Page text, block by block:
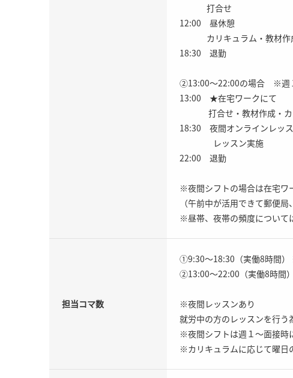
打合せ
12:00 昼休憩
カリキュラム・教材作
18:30 退勤
②13:00～22:00の場合 ※週
13:00 ★在宅ワークにて
打合せ・教材作成・カ
18:30 夜間オンラインレッ
レッスン実施
22:00 退勤
※夜間シフトの場合は在宅
（午前中が活用できて郵便
※昼帯、夜帯の頻度について
担当コマ数
①9:30～18:30（実働8時間
②13:00～22:00（実働8時間
※夜間レッスンあり
就労中の方のレッスンを行
※夜間シフトは週１～面接時
※カリキュラムに応じて曜日